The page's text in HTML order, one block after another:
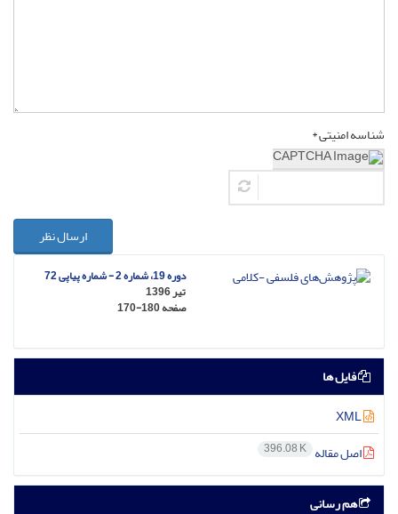
شناسه امنیتی *
ارسال نظر
دوره 19، شماره 2 - شماره پیاپی 72
تیر 1396
صفحه170-180
فایل ها
اصل مقاله 396.08 K
هم رسانی